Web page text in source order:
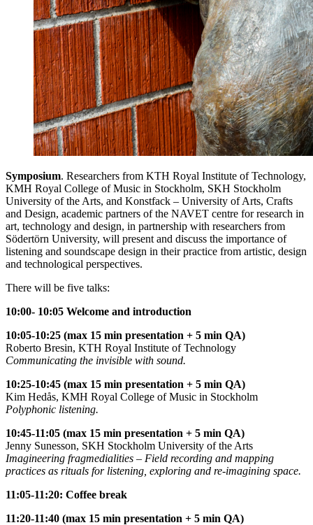
Symposium. Researchers from KTH Royal Institute of Technology,
KMH Royal College of Music in Stockholm, SKH Stockholm
University of the Arts, and Konstfack – University of Arts, Crafts
and Design, academic partners of the NAVET centre for research in
art, technology and design, in partnership with researchers from
Södertörn University, will present and discuss the importance of
listening and soundscape design in their practice from artistic, design
and technological perspectives.
There will be five talks:
10:00- 10:05 Welcome and introduction
10:05-10:25 (max 15 min presentation + 5 min QA)
Roberto Bresin, KTH Royal Institute of Technology
Communicating the invisible with sound.
10:25-10:45 (max 15 min presentation + 5 min QA)
Kim Hedås, KMH Royal College of Music in Stockholm
Polyphonic listening.
10:45-11:05 (max 15 min presentation + 5 min QA)
Jenny Sunesson, SKH Stockholm University of the Arts
Imagineering fragmedialities – Field recording and mapping
practices as rituals for listening, exploring and re-imagining space.
11:05-11:20: Coffee break
11:20-11:40 (max 15 min presentation + 5 min QA)